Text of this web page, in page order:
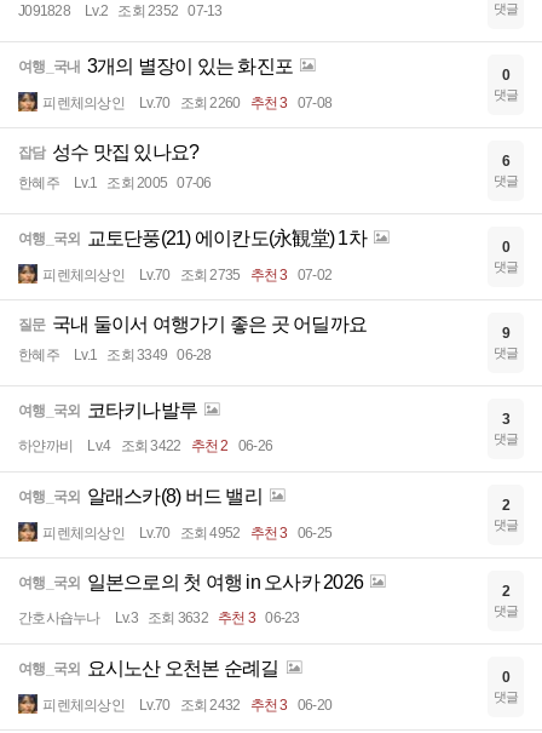
J091828 Lv.2 조회 2352 07-13 댓글
여행_국내 3개의 별장이 있는 화진포
피렌체의상인 Lv.70 조회 2260 추천 3 07-08
0
댓글
잡담 성수 맛집 있나요?
한혜주 Lv.1 조회 2005 07-06
6
댓글
여행_국외 교토단풍(21) 에이칸도(永観堂) 1차
피렌체의상인 Lv.70 조회 2735 추천 3 07-02
0
댓글
질문 국내 둘이서 여행가기 좋은 곳 어딜까요
한혜주 Lv.1 조회 3349 06-28
9
댓글
여행_국외 코타키나발루
하얀까비 Lv.4 조회 3422 추천 2 06-26
3
댓글
여행_국외 알래스카(8) 버드 밸리
피렌체의상인 Lv.70 조회 4952 추천 3 06-25
2
댓글
여행_국외 일본으로의 첫 여행 in 오사카 2026
간호사숍누나 Lv.3 조회 3632 추천 3 06-23
2
댓글
여행_국외 요시노산 오천본 순례길
피렌체의상인 Lv.70 조회 2432 추천 3 06-20
0
댓글